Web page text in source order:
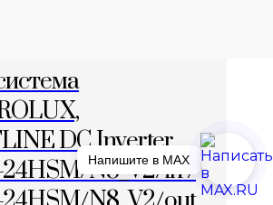
DC Inverter,
N8_V2/in /
Напишите в MAX